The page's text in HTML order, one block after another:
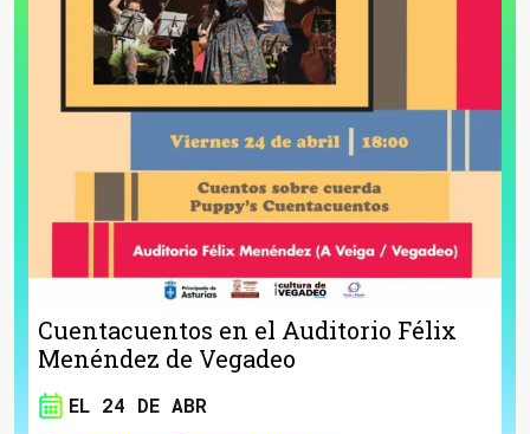
Cuentacuentos en el Auditorio Félix
Menéndez de Vegadeo
EL 24 DE ABR